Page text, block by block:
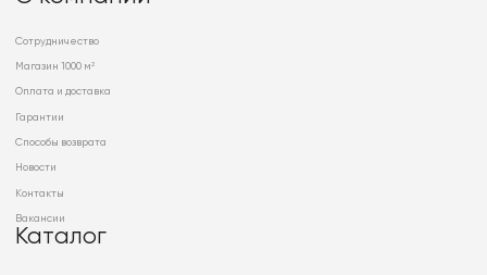
Сотрудничество
Магазин 1000 м²
Оплата и доставка
Гарантии
Способы возврата
Новости
Контакты
Вакансии
Каталог